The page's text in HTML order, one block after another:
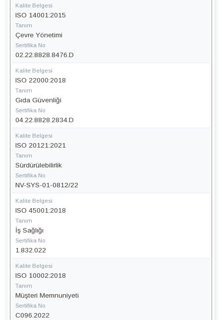
Kalite Belgesi
ISO 14001:2015
Tanım
Çevre Yönetimi
Sertifika No
02.22.8828.8476.D
Kalite Belgesi
ISO 22000:2018
Tanım
Gıda Güvenliği
Sertifika No
04.22.8828.2834.D
Kalite Belgesi
ISO 20121:2021
Tanım
Sürdürülebilirlik
Sertifika No
NV-SYS-01-0812/22
Kalite Belgesi
ISO 45001:2018
Tanım
İş Sağlığı
Sertifika No
1.832.022
Kalite Belgesi
ISO 10002:2018
Tanım
Müşteri Memnuniyeti
Sertifika No
C096.2022